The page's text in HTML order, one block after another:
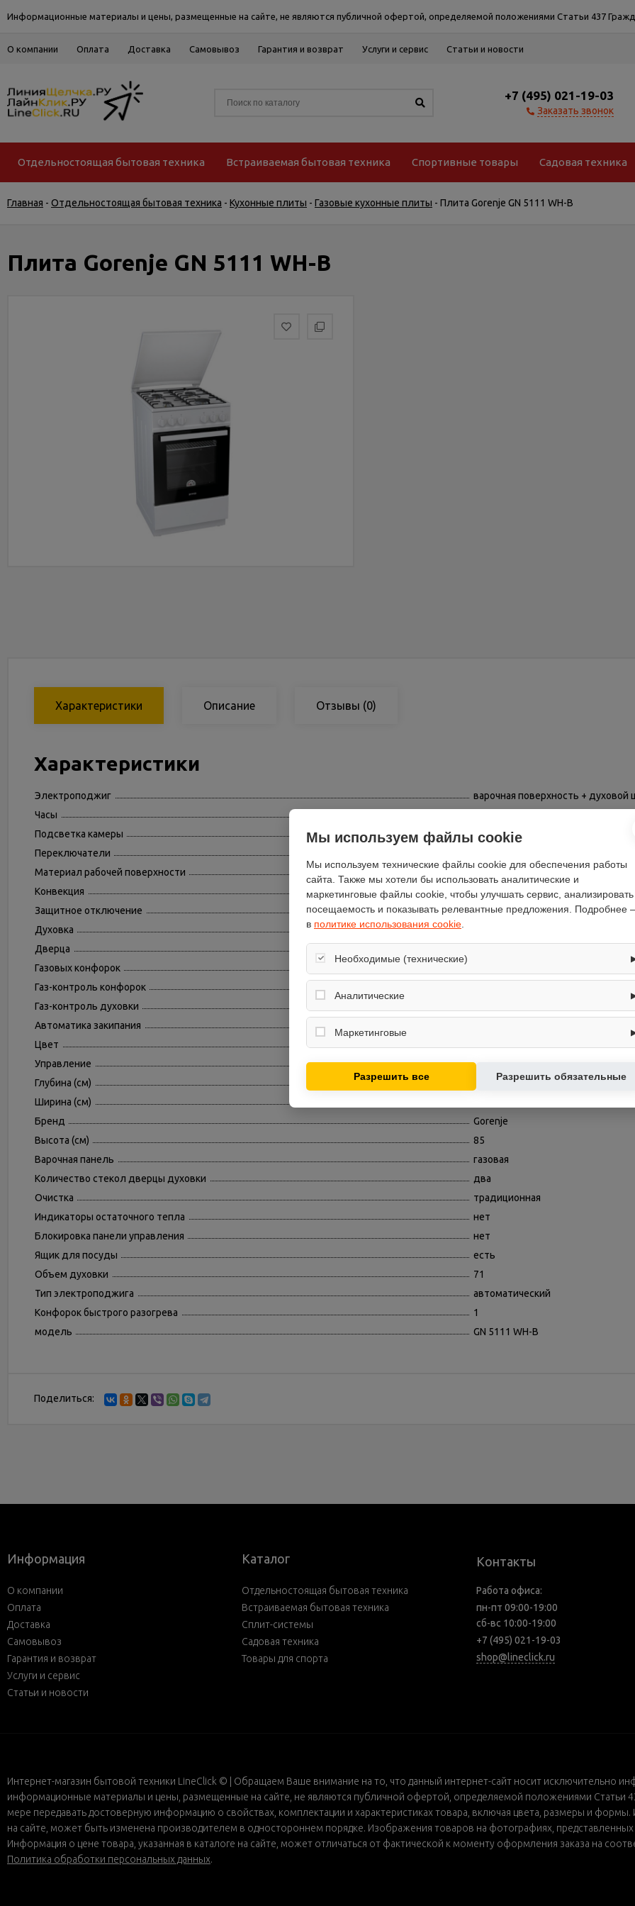
Информационные материалы и цены, размещенные на сайте, не являются публичной офертой, определяемой положениями Статьи 437
О компании Оплата Доставка Самовывоз Гарантия и возврат Услуги и сервис Статьи и новости
+7 (495) 021-19-03
Заказать звонок
Отдельностоящая бытовая техника Встраиваемая бытовая техника Спортивные товары Садовая техника
Главная - Отдельностоящая бытовая техника - Кухонные плиты - Газовые кухонные плиты - Плита Gorenje GN 5111 WH-B
Плита Gorenje GN 5111 WH-B
Характеристики Описание Отзывы (0)
Характеристики
Электроподжиг
варочная поверхность + духовой
Часы
Подсветка камеры
есть
Переключатели
Материал рабочей поверхности
Конвекция
нет
Защитное отключение
нет
Духовка
Дверца
Газовых конфорок
Газ-контроль конфорок
Газ-контроль духовки
Автоматика закипания
Цвет
Управление
механическое
Глубина (см)
Ширина (см)
Бренд
Gorenje
Высота (см)
85
Варочная панель
газовая
Количество стекол дверцы духовки
два
Очистка
традиционная
Индикаторы остаточного тепла
нет
Блокировка панели управления
нет
Ящик для посуды
есть
Объем духовки
71
Тип электроподжига
автоматический
Конфорок быстрого разогрева
1
модель
GN 5111 WH-B
Поделиться:
Информация
О компании
Оплата
Доставка
Самовывоз
Гарантия и возврат
Услуги и сервис
Статьи и новости
Каталог
Отдельностоящая бытовая техника
Встраиваемая бытовая техника
Сплит-системы
Садовая техника
Товары для спорта
Контакты
Работа офиса:
пн-пт 09:00-19:00
сб-вс 10:00-19:00
+7 (495) 021-19-03
shop@lineclick.ru
Интернет-магазин бытовой техники LineClick © | Обращаем Ваше внимание на то, что данный интернет-сайт носит исключительно
информационные материалы и цены, размещенные на сайте, не являются публичной офертой, определяемой положениями Статьи
мере передавать достоверную информацию о свойствах, комплектации и характеристиках товара, включая цвета, размеры и формы.
на сайте, может быть изменена производителем в одностороннем порядке. Изображения товаров на фотографиях, представленных
Информация о цене товара, указанная в каталоге на сайте, может отличаться от фактической к моменту оформления заказа на
Политика обработки персональных данных.
Мы используем файлы cookie
Мы используем технические файлы cookie для обеспечения работы
сайта. Также мы хотели бы использовать аналитические и
маркетинговые файлы cookie, чтобы улучшать сервис, анализировать
посещаемость и показывать релевантные предложения. Подробнее
в политике использования cookie
Необходимые (технические)
Обеспечивают корректную работу сайта: оформление заказа, корзина,
вход в личный кабинет. Без них основные функции могут быть
Аналитические
Собирают обезличенную информацию о посещениях и использовании
сайта (например, счётчики аналитики), помогают улучшать интерфейс и
Маркетинговые
Разрешить все Разрешить обязательные